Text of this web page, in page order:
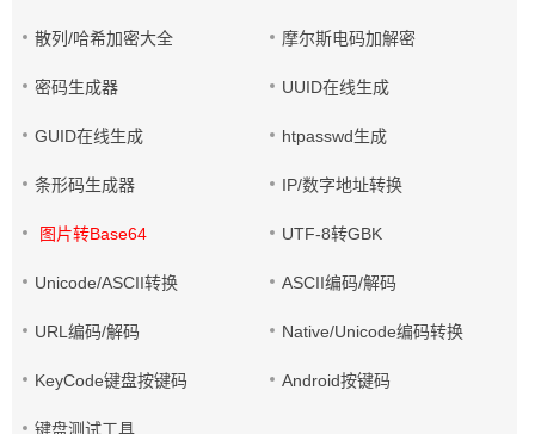
散列/哈希加密大全 摩尔斯电码加解密
密码生成器 UUID在线生成
GUID在线生成 htpasswd生成
条形码生成器 IP/数字地址转换
图片转Base64 UTF-8转GBK
Unicode/ASCII转换 ASCII编码/解码
URL编码/解码 Native/Unicode编码转换
KeyCode键盘按键码 Android按键码
键盘测试工具